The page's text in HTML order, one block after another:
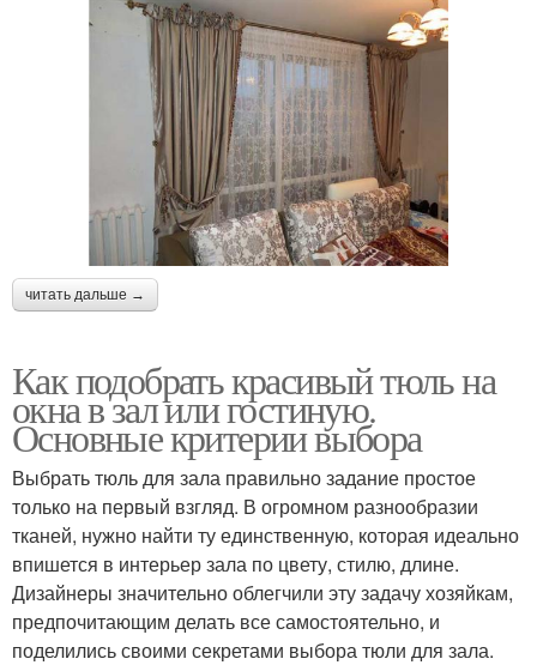
читать дальше →
Как подобрать красивый тюль на
окна в зал или гостиную.
Основные критерии выбора
Выбрать тюль для зала правильно задание простое
только на первый взгляд. В огромном разнообразии
тканей, нужно найти ту единственную, которая идеально
впишется в интерьер зала по цвету, стилю, длине.
Дизайнеры значительно облегчили эту задачу хозяйкам,
предпочитающим делать все самостоятельно, и
поделились своими секретами выбора тюли для зала.